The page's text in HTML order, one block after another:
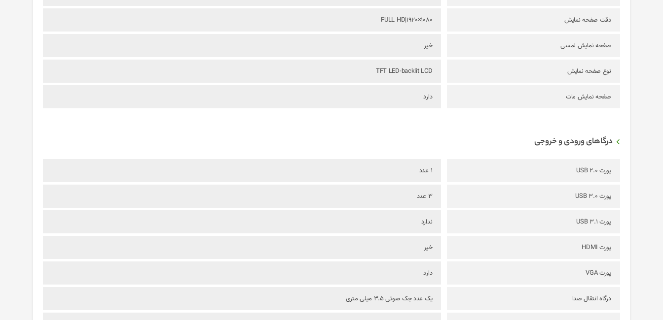
دقت صفحه نمایش FULL HD|1920×1080
صفحه نمایش لمسی خیر
نوع صفحه نمایش TFT LED-backlit LCD
صفحه نمایش مات دارد
درگاهای ورودی و خروجی
پورت USB 2.0 1 عدد
پورت USB 3.0 3 عدد
پورت USB 3.1 ندارد
پورت HDMI خیر
پورت VGA دارد
درگاه انتقال صدا یک عدد جک صوتی 3.5 میلی متری